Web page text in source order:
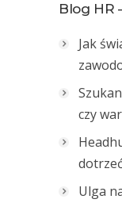
Blog HR
Jak
czy
Ulga